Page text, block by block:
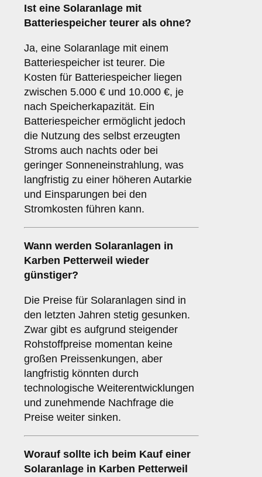
Ist eine Solaranlage mit
Batteriespeicher teurer als ohne?
Ja, eine Solaranlage mit einem
Batteriespeicher ist teurer. Die
Kosten für Batteriespeicher liegen
zwischen 5.000 € und 10.000 €, je
nach Speicherkapazität. Ein
Batteriespeicher ermöglicht jedoch
die Nutzung des selbst erzeugten
Stroms auch nachts oder bei
geringer Sonneneinstrahlung, was
langfristig zu einer höheren Autarkie
und Einsparungen bei den
Stromkosten führen kann.
Wann werden Solaranlagen in
Karben Petterweil wieder
günstiger?
Die Preise für Solaranlagen sind in
den letzten Jahren stetig gesunken.
Zwar gibt es aufgrund steigender
Rohstoffpreise momentan keine
großen Preissenkungen, aber
langfristig könnten durch
technologische Weiterentwicklungen
und zunehmende Nachfrage die
Preise weiter sinken.
Worauf sollte ich beim Kauf einer
Solaranlage in Karben Petterweil